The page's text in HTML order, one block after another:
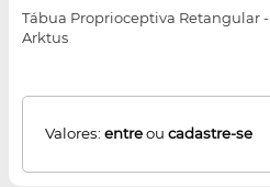
Tábua Proprioceptiva Retangular -
Arktus
Valores: entreou cadastre-se